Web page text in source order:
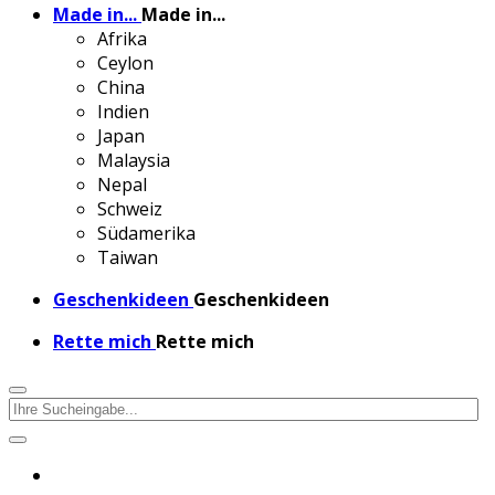
Made in... Made in...
Afrika
Ceylon
China
Indien
Japan
Malaysia
Nepal
Schweiz
Südamerika
Taiwan
Geschenkideen Geschenkideen
Rette mich Rette mich